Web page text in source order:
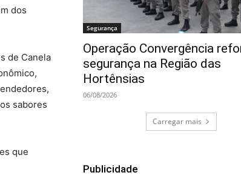
dos
de Canela
sabores
que
Segurança
Operação Convergência
segurança na Região das
Hortênsias
06/08/2026
Carregar mais
Publicidade